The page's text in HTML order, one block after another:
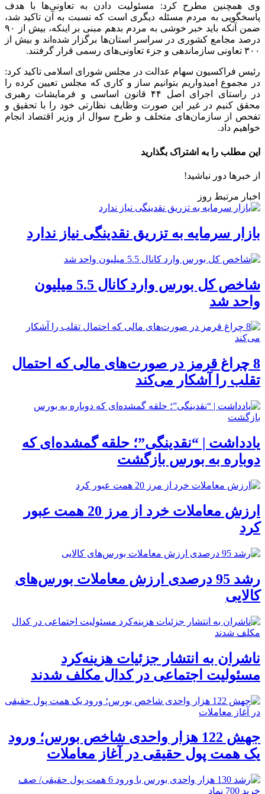
وی همچنین مطرح کرد: مسئولیت دادن به تعاونی‌ها با هدف
پاسخگویی به مردم مسئله دیگری است که نسبت به آن تاکید شد،
ضمن آنکه باید خبر خوشی به مردم بدهم مبنی بر اینکه، بیش از ۹۰
درصد مجامع کشوری در سراسر استان‌ها برگزار شده‌اند و بیش از
۳۰۰ تعاونی سازماندهی و جزء تعاونی‌های رسمی قرار گرفتند.
رئیس فراکسیون سهام عدالت در مجلس شورای اسلامی تاکید کرد:
در مجموع امیدواریم بتوانیم ساز و کاری که مجلس تعیین کرده را
در راستای اجرای اصل ۴۴ قانون اساسی و فرمایشات رهبری
محقق کنیم در غیر این صورت وظایف نظارتی خود را با تحقیق و
تفحص از سازمان‌های متخلف و طرح سوال از وزیر اقتصاد انجام
خواهیم داد.
این مطلب را به اشتراک بگذارید
از خبرها دور نباشید!
اخبار مرتبط روز
بازار سرمایه به تزریق نقدینگی نیاز ندارد
شاخص کل بورس وارد کانال 5.5 میلیون
واحد شد
8 چراغ قرمز در صورت‌های مالی که احتمال
تقلب را آشکار می‌کند
یادداشت | “نقدینگی”؛ حلقه گمشده‌ای که
دوباره به بورس بازگشت
ارزش معاملات خرد از مرز 20 همت عبور
کرد
رشد 95 درصدی ارزش معاملات بورس‌های
کالایی
ناشران به انتشار جزئیات هزینه‌کرد
مسئولیت اجتماعی در کدال مکلف شدند
جهش 122 هزار واحدی شاخص بورس؛ ورود
یک همت پول حقیقی در آغاز معاملات